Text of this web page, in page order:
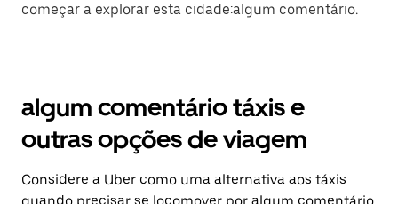
começar a explorar esta cidade:algum comentário.
algum comentário táxis e
outras opções de viagem
Considere a Uber como uma alternativa aos táxis